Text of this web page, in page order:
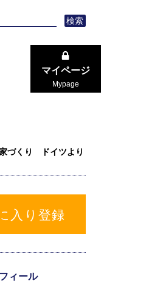
検索
マイページ
Mypage
づくり ドイツより
入り登録
ィール